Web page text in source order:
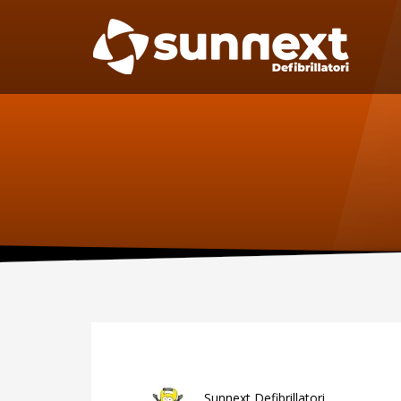
SUPPORTO
Telefono:
per il